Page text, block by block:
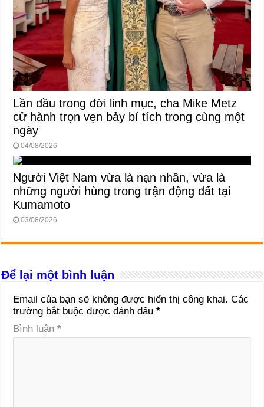
Lần đầu trong đời linh mục, cha Mike Metz
cử hành trọn vẹn bảy bí tích trong cùng một
ngày
04/08/2026
Người Việt Nam vừa là nạn nhân, vừa là
những người hùng trong trận động đất tại
Kumamoto
03/08/2026
Để lại một bình luận
Email của bạn sẽ không được hiển thị công khai. Các
trường bắt buộc được đánh dấu*
Bình luận*